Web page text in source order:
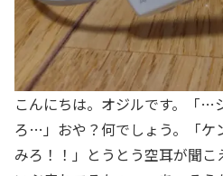
こんにちは。オジルです。
ろ…」おや？何でしょう。「
みろ！！」とうとう空耳が聞